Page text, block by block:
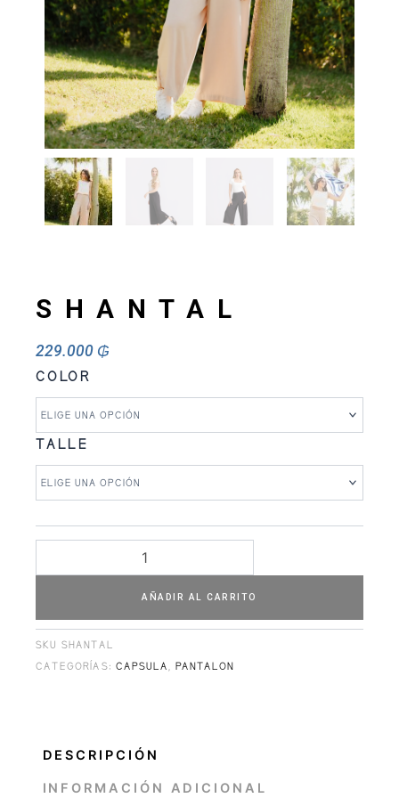
SHANTAL
229.000 ₲
COLOR
TALLE
SHANTAL
AÑADIR AL CARRITO
SKU SHANTAL
CATEGORÍAS:CAPSULA, PANTALON
DESCRIPCIÓN
INFORMACIÓN ADICIONAL